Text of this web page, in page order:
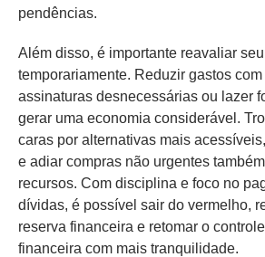
pendências.
Além disso, é importante reavaliar
temporariamente. Reduzir gastos com
assinaturas desnecessárias ou lazer
gerar uma economia considerável.
caras por alternativas mais
e adiar compras não urgentes
recursos. Com disciplina e foco no
dívidas, é possível sair do vermelho,
reserva financeira e retomar o
financeira com mais tranquilidade.